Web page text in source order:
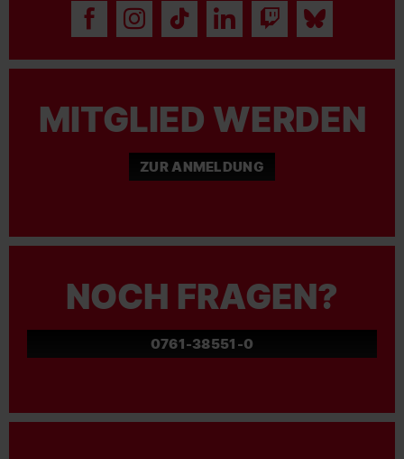
MITGLIED WERDEN
ZUR ANMELDUNG
NOCH FRAGEN?
0761-38551-0